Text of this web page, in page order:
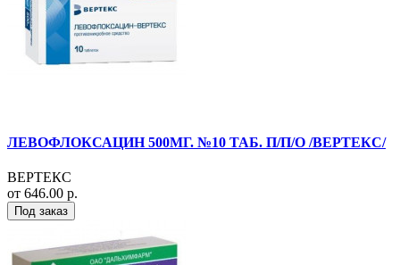
ЛЕВОФЛОКСАЦИН 500МГ. №10 ТАБ. П/П/О /ВЕРТЕКС/
ВЕРТЕКС
от 646.00 р.
Под заказ